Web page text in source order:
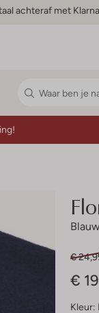
achteraf met Klarna
€
€
Kleur: